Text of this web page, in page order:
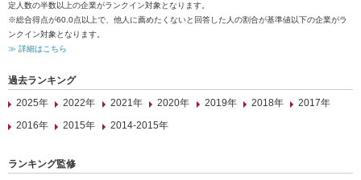
定人数の半数以上の企業がランクイン対象となります。
※総合得点が60.0点以上で、他人に薦めたくないと回答した人の割合が基準値以下の企業がラ
ンクイン対象となります。
≫ 詳細はこちら
過去ランキング
2025年
2022年 2021年 2020年 2019年 2018年
2017年
2016年
2015年 2014-2015年
ランキング監修